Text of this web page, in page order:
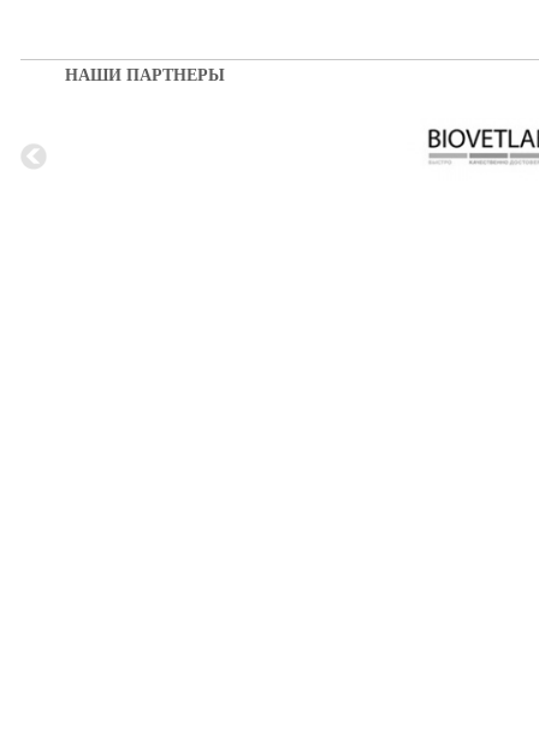
НАШИ ПАРТНЕРЫ